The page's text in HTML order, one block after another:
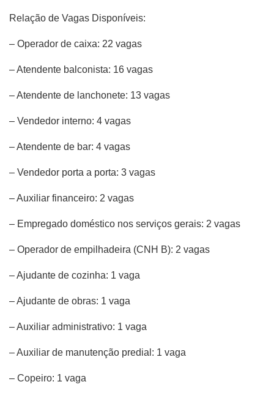
Relação de Vagas Disponíveis:
– Operador de caixa: 22 vagas
– Atendente balconista: 16 vagas
– Atendente de lanchonete: 13 vagas
– Vendedor interno: 4 vagas
– Atendente de bar: 4 vagas
– Vendedor porta a porta: 3 vagas
– Auxiliar financeiro: 2 vagas
– Empregado doméstico nos serviços gerais: 2 vagas
– Operador de empilhadeira (CNH B): 2 vagas
– Ajudante de cozinha: 1 vaga
– Ajudante de obras: 1 vaga
– Auxiliar administrativo: 1 vaga
– Auxiliar de manutenção predial: 1 vaga
– Copeiro: 1 vaga